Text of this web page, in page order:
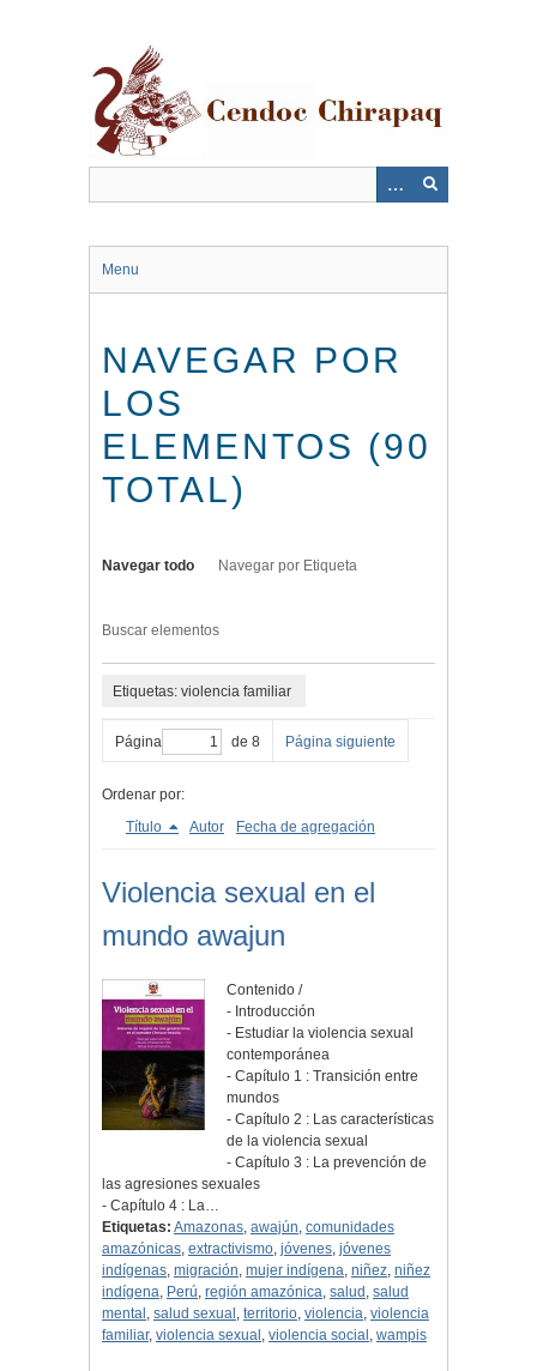
Menu
NAVEGAR POR
LOS
ELEMENTOS (90
TOTAL)
Navegar todo Navegar por Etiqueta
Buscar elementos
Etiquetas: violencia familiar
Página de 8 Página siguiente
Ordenar por:
Título
Autor Fecha de agregación
Violencia sexual en el
mundo awajun
Contenido /
- Introducción
- Estudiar la violencia sexual
contemporánea
- Capítulo 1 : Transición entre
mundos
- Capítulo 2 : Las características
de la violencia sexual
- Capítulo 3 : La prevención de
las agresiones sexuales
- Capítulo 4 : La…
Etiquetas: Amazonas, awajún, comunidades
amazónicas, extractivismo, jóvenes, jóvenes
indígenas, migración, mujer indígena, niñez, niñez
indígena, Perú, región amazónica, salud , salud
mental , salud sexual , territorio, violencia, violencia
familiar, violencia sexual , violencia social , wampis